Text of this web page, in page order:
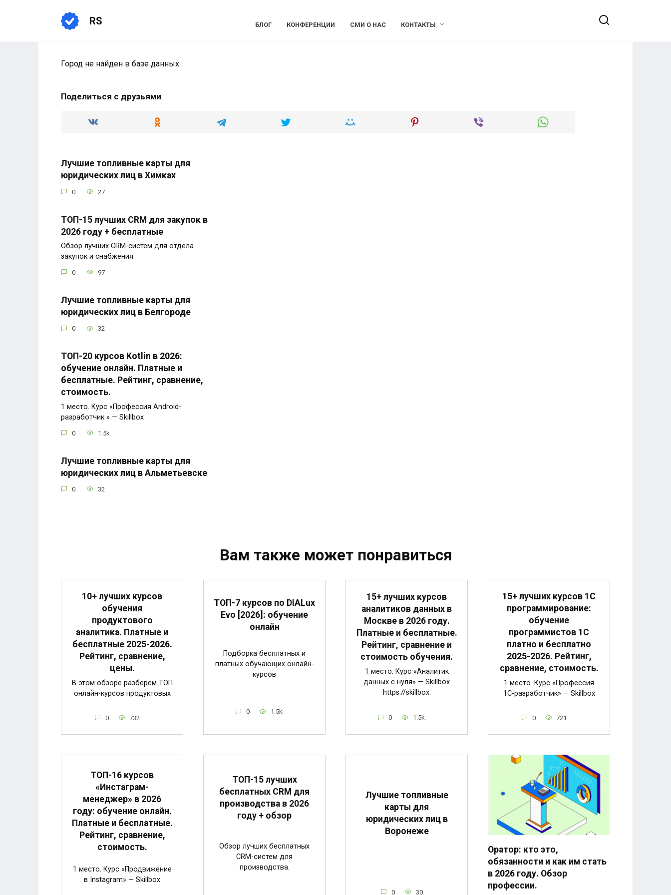
RS БЛОГ КОНФЕРЕНЦИИ СМИ О НАС КОНТАКТЫ
Город не найден в базе данных.
Поделиться с друзьями
Лучшие топливные карты для
юридических лиц в Химках
0 27
ТОП-15 лучших CRM для закупок в
2026 году + бесплатные
Обзор лучших CRM-систем для отдела
закупок и снабжения
0 97
Лучшие топливные карты для
юридических лиц в Белгороде
0 32
ТОП-20 курсов Kotlin в 2026:
обучение онлайн. Платные и
бесплатные. Рейтинг, сравнение,
стоимость.
1 место. Курс «Профессия Android-
разработчик » — Skillbox
0 1.5k.
Лучшие топливные карты для
юридических лиц в Альметьевске
0 32
Вам также может понравиться
10+ лучших курсов
обучения
продуктового
аналитика. Платные и
бесплатные 2025-2026.
Рейтинг, сравнение,
цены.
В этом обзоре разберём ТОП
онлайн-курсов продуктовых
0 732
ТОП-7 курсов по DIALux
Evo [2026]: обучение
онлайн
Подборка бесплатных и
платных обучающих онлайн-
курсов
0 1.5k.
15+ лучших курсов
аналитиков данных в
Москве в 2026 году.
Платные и бесплатные.
Рейтинг, сравнение и
стоимость обучения.
1 место. Курс «Аналитик
данных с нуля» — Skillbox
https://skillbox.
0 1.5k.
15+ лучших курсов 1С
программирование:
обучение
программистов 1С
платно и бесплатно
2025-2026. Рейтинг,
сравнение, стоимость.
1 место. Курс «Профессия
1C-разработчик» — Skillbox
0 721
ТОП-16 курсов
«Инстаграм-
менеджер» в 2026
году: обучение онлайн.
Платные и бесплатные.
Рейтинг, сравнение,
стоимость.
1 место. Курс «Продвижение
в Instagram» — Skillbox
ТОП-15 лучших
бесплатных CRM для
производства в 2026
году + обзор
Обзор лучших бесплатных
CRM-систем для
производства.
Лучшие топливные
карты для
юридических лиц в
Воронеже
0 30
Оратор: кто это,
обязанности и как им стать
в 2026 году. Обзор
профессии.